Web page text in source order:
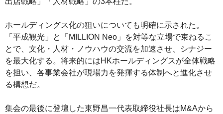
ホールディングス化の狙いについても明確に示された。
「平成観光」と「MILLION Neo」を対等な立場で束ねるこ
とで、文化・人材・ノウハウの交流を加速させ、シナジー
を最大化する。将来的にはHKホールディングスが全体戦略
を担い、各事業会社が現場力を発揮する体制へと進化させ
る構想だ。
集会の最後に登壇した東野昌一代表取締役社長はM&Aから